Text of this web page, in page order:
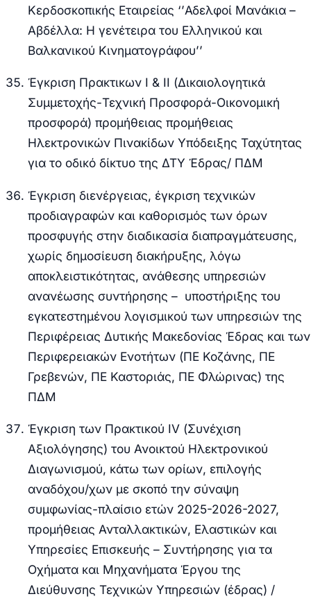
Κερδοσκοπικής Εταιρείας ‘’Αδελφοί Μανάκια –
Αβδέλλα: Η γενέτειρα του Ελληνικού και
Βαλκανικού Κινηματογράφου’’
Έγκριση Πρακτικων Ι & ΙΙ (Δικαιολογητικά
Συμμετοχής-Τεχνική Προσφορά-Οικονομική
προσφορά) προμήθειας προμήθειας
Ηλεκτρονικών Πινακίδων Υπόδειξης Ταχύτητας
για το οδικό δίκτυο της ΔΤΥ Έδρας/ ΠΔΜ
Έγκριση διενέργειας, έγκριση τεχνικών
προδιαγραφών και καθορισμός των όρων
προσφυγής στην διαδικασία διαπραγμάτευσης,
χωρίς δημοσίευση διακήρυξης, λόγω
αποκλειστικότητας, ανάθεσης υπηρεσιών
ανανέωσης συντήρησης – υποστήριξης του
εγκατεστημένου λογισμικού των υπηρεσιών της
Περιφέρειας Δυτικής Μακεδονίας Έδρας και των
Περιφερειακών Ενοτήτων (ΠΕ Κοζάνης, ΠΕ
Γρεβενών, ΠΕ Καστοριάς, ΠΕ Φλώρινας) της
ΠΔΜ
Έγκριση των Πρακτικού IV (Συνέχιση
Αξιολόγησης) του Ανοικτού Ηλεκτρονικού
Διαγωνισμού, κάτω των ορίων, επιλογής
αναδόχου/χων με σκοπό την σύναψη
συμφωνίας-πλαίσιο ετών 2025-2026-2027,
προμήθειας Ανταλλακτικών, Ελαστικών και
Υπηρεσίες Επισκευής – Συντήρησης για τα
Οχήματα και Μηχανήματα Έργου της
Διεύθυνσης Τεχνικών Υπηρεσιών (έδρας) /